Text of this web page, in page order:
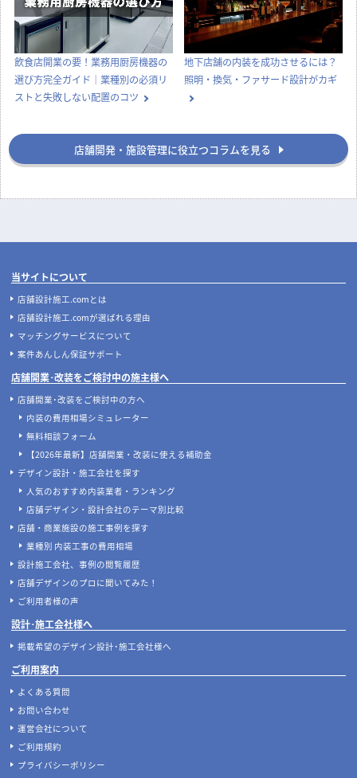
飲食店開業の要！業務用厨房機器の
選び方完全ガイド｜業種別の必須リ
ストと失敗しない配置のコツ
地下店舗の内装を成功させるには？
照明・換気・ファサード設計がカギ
店舗開発・施設管理に役立つコラムを見る
当サイトについて
店舗設計施工.comとは
店舗設計施工.comが選ばれる理由
マッチングサービスについて
案件あんしん保証サポート
店舗開業･改装をご検討中の施主様へ
店舗開業･改装をご検討中の方へ
内装の費用相場シミュレーター
無料相談フォーム
【2026年最新】店舗開業・改装に使える補助金
デザイン設計・施工会社を探す
人気のおすすめ内装業者・ランキング
店舗デザイン・設計会社のテーマ別比較
店舗・商業施設の施工事例を探す
業種別 内装工事の費用相場
設計施工会社、事例の閲覧履歴
店舗デザインのプロに聞いてみた！
ご利用者様の声
設計･施工会社様へ
掲載希望のデザイン設計･施工会社様へ
ご利用案内
よくある質問
お問い合わせ
運営会社について
ご利用規約
プライバシーポリシー